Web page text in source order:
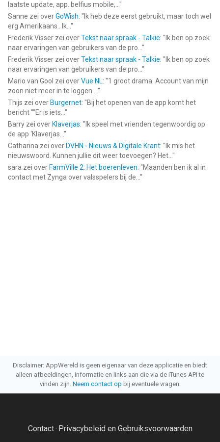
laatste update, app. belfius mobile,... "
Sanne zei overGoWish: " Ik heb deze eerst gebruikt, maar toch wel
erg Amerikaans.. Ik... "
Frederik Visser zei overTekst naar spraak - Talkie: " Ik ben op zoek
naar ervaringen van gebruikers van de pro... "
Frederik Visser zei overTekst naar spraak - Talkie: " Ik ben op zoek
naar ervaringen van gebruikers van de pro... "
Mario van Gool zei overVue NL: "1 groot drama. Account van mijn
zoon niet meer in te loggen.... "
Thijs zei over Burgernet: "Bij het openen van de app komt het
bericht ""Er is iets... "
Barry zei over Klaverjas: " Ik speel met vrienden tegenwoordig op
de app ‘Klaverjas... "
Catharina zei over DVHN - Nieuws & Digitale Krant: " Ik mis het
nieuwswoord. Kunnen jullie dit weer toevoegen? Het... "
sara zei over FarmVille 2: Het boerenleven: "Maanden ben ik al in
contact met Zynga over valsspelers bij de... "
Disclaimer: AppWereld is geen eigenaar van deze applicatie en biedt
alleen afbeeldingen, informatie en links aan die via de iTunes API te
vinden zijn. Neem contact op bij eventuele vragen.
Contact· Privacybeleid en Gebruiksvoorwaarden